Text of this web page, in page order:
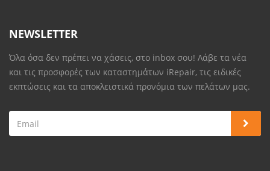
NEWSLETTER
Όλα όσα δεν πρέπει να χάσεις, στο inbox σου! Λάβε τα νέα
και τις προσφορές των καταστημάτων iRepair, τις ειδικές
εκπτώσεις και τα αποκλειστικά προνόμια των πελάτων μας.